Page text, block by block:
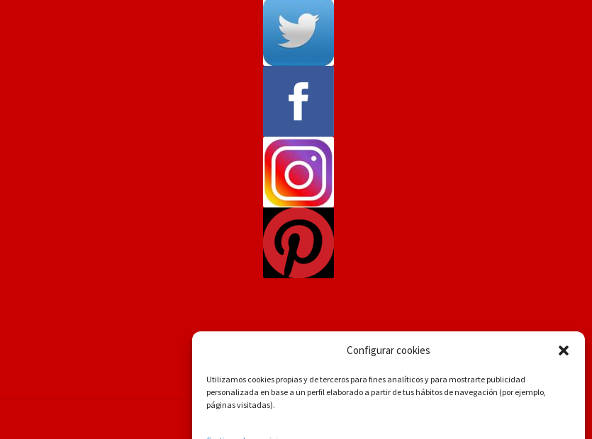
Configurar cookies
Utilizamos cookies propias y de terceros para fines analíticos y para mostrarte publicidad
personalizada en base a un perfil elaborado a partir de tus hábitos de navegación (por ejemplo,
páginas visitadas).